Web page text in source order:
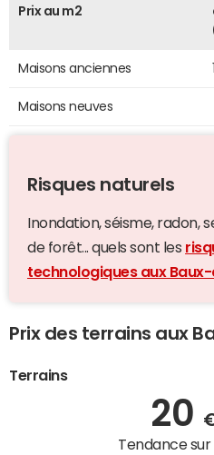
Prix au m2
Maisons anciennes
Maisons neuves
Risques naturels
Inondation, séisme, radon,
de forêt... quels sont les
technologiques aux
Prix des terrains aux
Terrains
20
Tendance sur